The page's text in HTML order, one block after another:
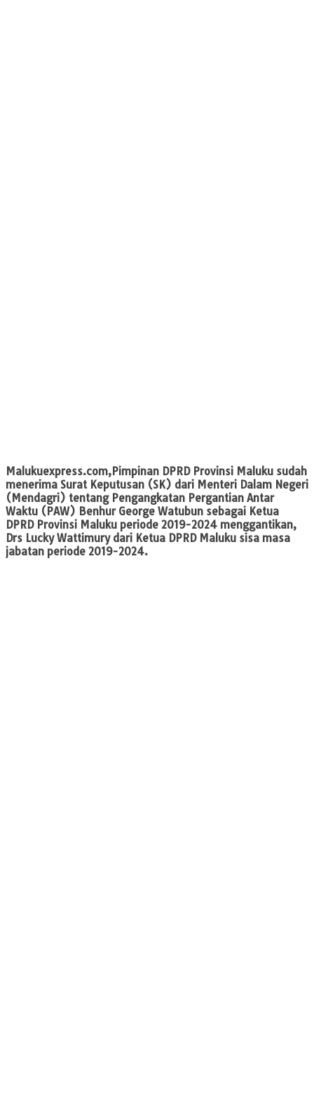
Malukuexpress.com,Pimpinan DPRD Provinsi Maluku sudah
menerima Surat Keputusan (SK) dari Menteri Dalam Negeri
(Mendagri) tentang Pengangkatan Pergantian Antar
Waktu (PAW) Benhur George Watubun sebagai Ketua
DPRD Provinsi Maluku periode 2019-2024 menggantikan,
Drs Lucky Wattimury dari Ketua DPRD Maluku sisa masa
jabatan periode 2019-2024.